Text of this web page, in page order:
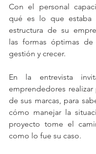
Con el personal
qué es lo que estaba
estructura de su
las formas óptimas
gestión y crecer.
En la entrevista
emprendedores
de sus marcas, para
cómo manejar la
proyecto tome el
como lo fue su caso.